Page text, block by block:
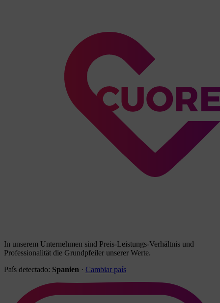
In unserem Unternehmen sind Preis-Leistungs-Verhältnis und
Professionalität die Grundpfeiler unserer Werte.
País detectado: Spanien · Cambiar país